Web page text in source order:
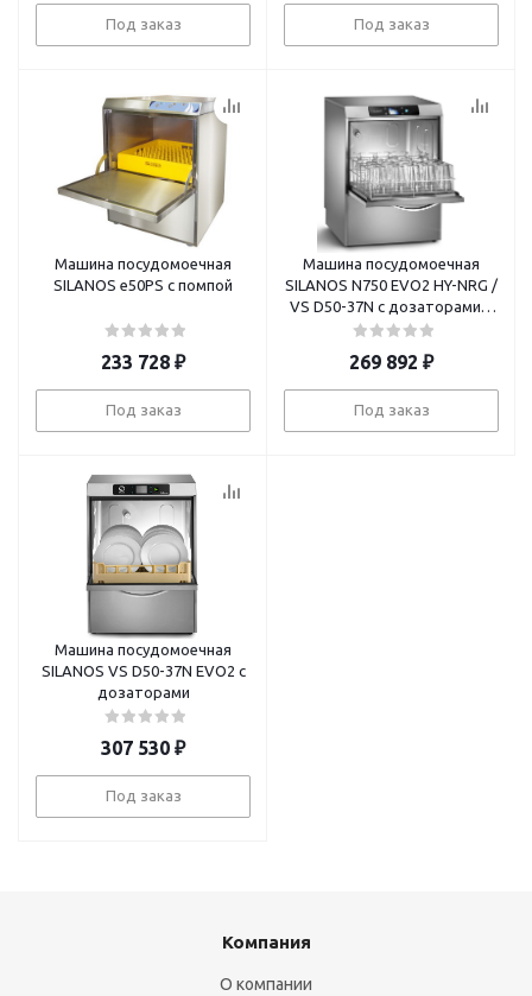
Под заказ Под заказ
Машина посудомоечная
SILANOS е50PS с помпой
233 728 ₽
Под заказ
Машина посудомоечная
SILANOS N750 EVO2 HY-NRG /
VS D50-37N с дозаторами и
помпой
269 892 ₽
Под заказ
Машина посудомоечная
SILANOS VS D50-37N EVO2 с
дозаторами
307 530 ₽
Под заказ
Компания
О компании